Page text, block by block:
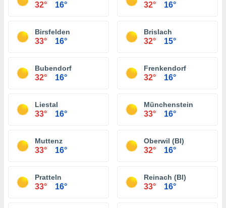
32° 16° 32° 16°
Birsfelden
33° 16°
Brislach
32° 15°
Bubendorf
32° 16°
Frenkendorf
32° 16°
Liestal
33° 16°
Münchenstein
33° 16°
Muttenz
33° 16°
Oberwil (Bl)
32° 16°
Pratteln
33° 16°
Reinach (Bl)
33° 16°